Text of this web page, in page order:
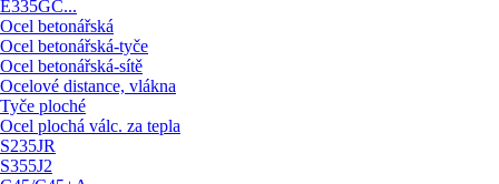
E335GC...
Ocel betonářská
Ocel betonářská-tyče
Ocel betonářská-sítě
Ocelové distance, vlákna
Tyče ploché
Ocel plochá válc. za tepla
S235JR
S355J2